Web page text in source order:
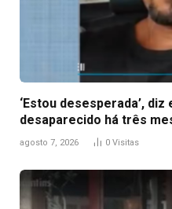
‘Estou desesperada’,
desaparecido há três
agosto 7, 2026 0 Visitas